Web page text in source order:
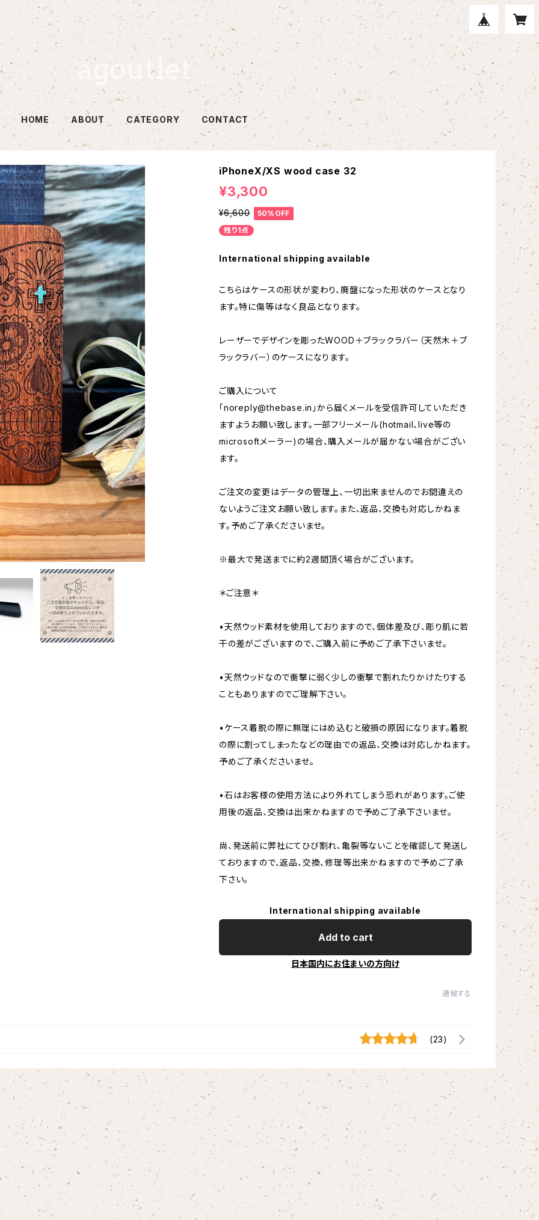
HOME ABOUT CATEGORY CONTACT
iPhoneX/XS wood case 32
¥3,300
¥6,600
50%OFF
残り1点
International shipping available
こちらはケースの形状が変わり、廃盤になった形状のケースとなり
ます。特に傷等はなく良品となります。
レーザーでデザインを彫ったWOOD＋ブラックラバー（天然木＋ブ
ラックラバー）のケースになります。
ご購入について
「noreply@thebase.in 」から届くメールを受信許可していただき
ますようお願い致します。一部フリーメール(hotmail、live等の
microsoftメーラー)の場合、購入メールが届かない場合がござい
ます。
ご注文の変更はデータの管理上、一切出来ませんのでお間違えの
ないようご注文お願い致します。また、返品、交換も対応しかねま
す。予めご了承くださいませ。
※最大で発送までに約2週間頂く場合がございます。
＊ご注意＊
•天然ウッド素材を使用しておりますので、個体差及び、彫り肌に若
干の差がございますので、ご購入前に予めご了承下さいませ。
•天然ウッドなので衝撃に弱く少しの衝撃で割れたりかけたりする
こともありますのでご理解下さい。
•ケース着脱の際に無理にはめ込むと破損の原因になります。着脱
の際に割ってしまったなどの理由での返品、交換は対応しかねます。
予めご了承くださいませ。
•石はお客様の使用方法により外れてしまう恐れがあります。ご使
用後の返品、交換は出来かねますので予めご了承下さいませ。
尚、発送前に弊社にてひび割れ、亀裂等ないことを確認して発送し
ておりますので、返品、交換、修理等出来かねますので予めご了承
下さい。
International shipping available
Add to cart
日本国内にお住まいの方向け
通報する
(23)